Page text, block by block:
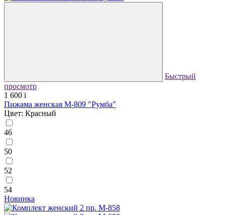
Быстрый
просмотр
1 600 i
Пижама женская М-809 "Румба"
Цвет: Красный
46
50
52
54
Новинка